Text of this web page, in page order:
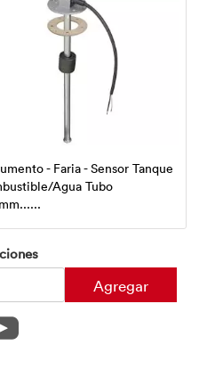
- Faria - Sensor Tanque
Agua Tubo
Agregar